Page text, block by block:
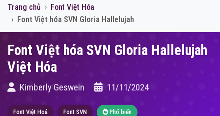
Trang chủ
Font Việt Hóa
Font Việt hóa SVN Gloria Hallelujah
Font Việt hóa SVN Gloria Hallelujah
Việt Hóa
Kimberly Geswein 11/11/2024
Font Việt Hoá Font SVN Phổ biến